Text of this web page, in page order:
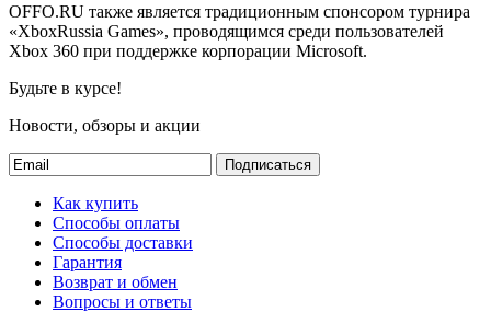
OFFO.RU также является традиционным спонсором турнира
«XboxRussia Games», проводящимся среди пользователей
Xbox 360 при поддержке корпорации Microsoft.
Будьте в курсе!
Новости, обзоры и акции
Подписаться
Как купить
Способы оплаты
Способы доставки
Гарантия
Возврат и обмен
Вопросы и ответы